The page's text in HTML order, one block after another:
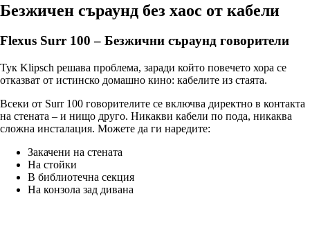
Безжичен съраунд без хаос от кабели
Flexus Surr 100 – Безжични съраунд говорители
Тук Klipsch решава проблема, заради който повечето хора се
отказват от истинско домашно кино: кабелите из стаята.
Всеки от Surr 100 говорителите се включва директно в контакта
на стената – и нищо друго. Никакви кабели по пода, никаква
сложна инсталация. Можете да ги наредите:
Закачени на стената
На стойки
В библиотечна секция
На конзола зад дивана